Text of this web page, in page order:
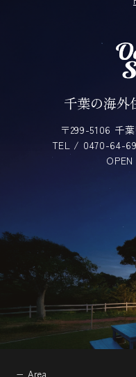
千葉の海外
〒299-5106 千
TEL / 0470-64-
− Area